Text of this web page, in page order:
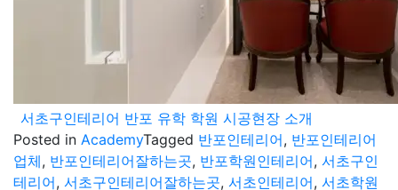
서초구인테리어 반포 유학 학원 시공현장 소개
Posted in AcademyTagged 반포인테리어, 반포인테리어
업체, 반포인테리어잘하는곳, 반포학원인테리어, 서초구인
테리어, 서초구인테리어잘하는곳, 서초인테리어, 서초학원